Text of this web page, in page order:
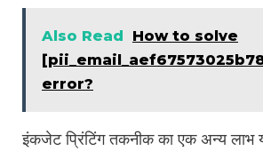
Also Read
How to solve
error?
इंकजेट प्रिंटिंग तकनीक का एक अन्य लाभ